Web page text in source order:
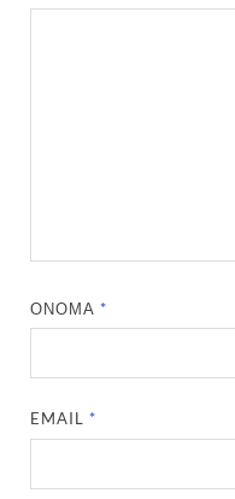
ΌΝΟΜΑ*
EMAIL*